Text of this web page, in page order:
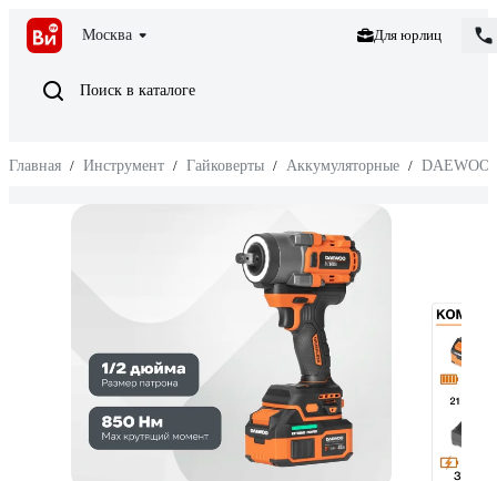
Москва Для юрлиц
Поиск в каталоге
Главная / Инструмент / Гайковерты / Аккумуляторные / DAEWOO